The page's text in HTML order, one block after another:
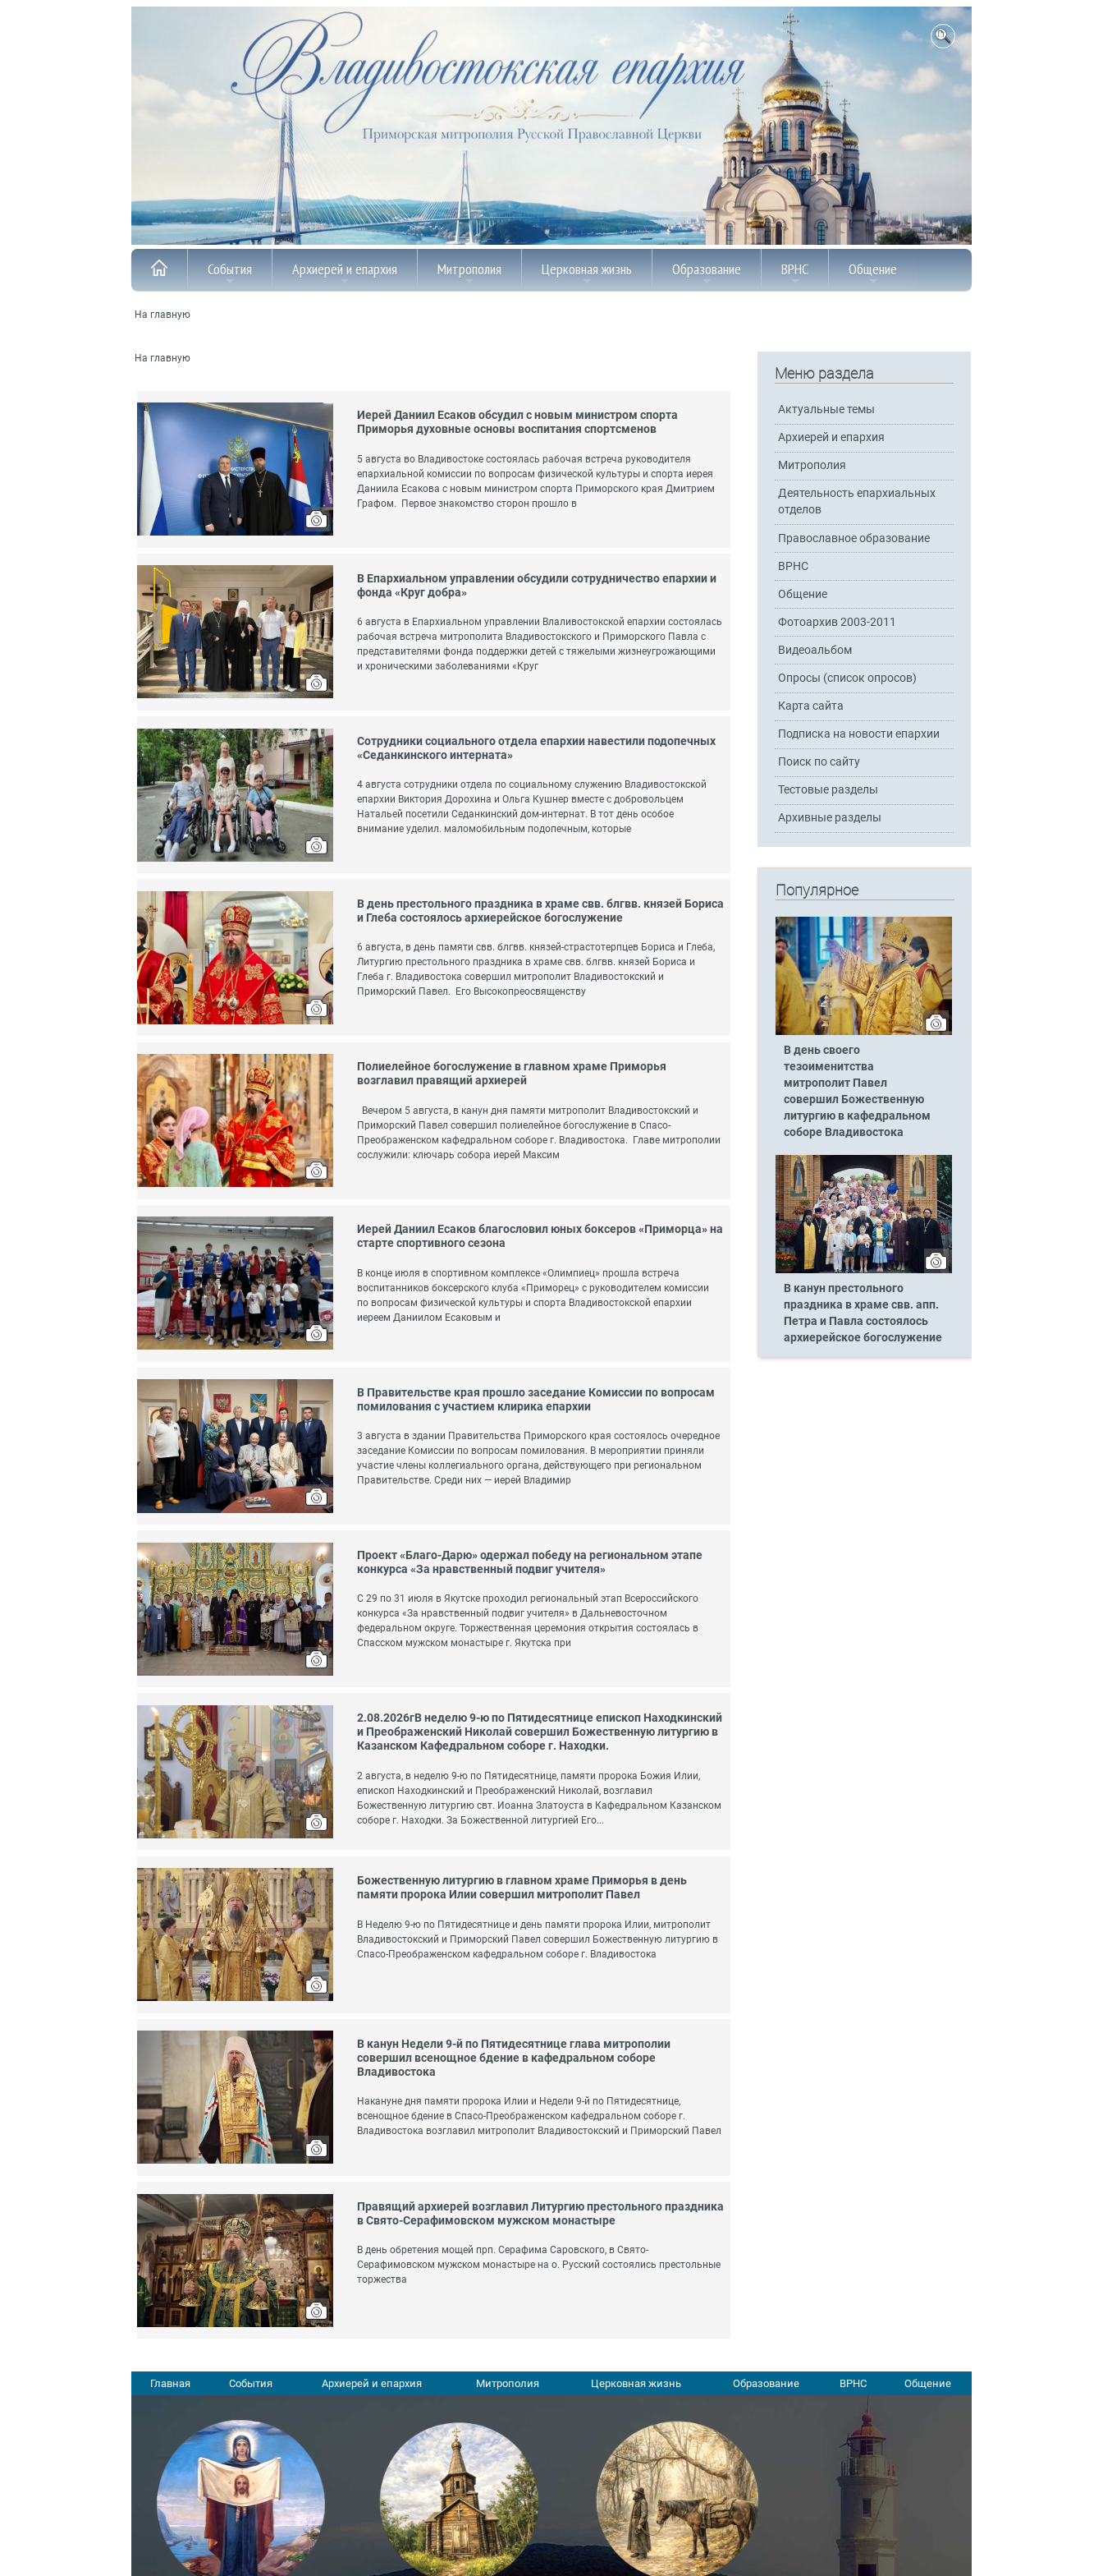
События Архиерей и епархия Митрополия Церковная жизнь Образование ВРНС Общение
На главную
На главную
Иерей Даниил Есаков обсудил с новым министром спорта
Приморья духовные основы воспитания спортсменов
5 августа во Владивостоке состоялась рабочая встреча руководителя
епархиальной комиссии по вопросам физической культуры и спорта иерея
Даниила Есакова с новым министром спорта Приморского края Дмитрием
Графом. Первое знакомство сторон прошло в
В Епархиальном управлении обсудили сотрудничество епархии и
фонда «Круг добра»
6 августа в Епархиальном управлении Влаливостокской епархии состоялась
рабочая встреча митрополита Владивостокского и Приморского Павла с
представителями фонда поддержки детей с тяжелыми жизнеугрожающими
и хроническими заболеваниями «Круг
Сотрудники социального отдела епархии навестили подопечных
«Седанкинского интерната»
4 августа сотрудники отдела по социальному служению Владивостокской
епархии Виктория Дорохина и Ольга Кушнер вместе с добровольцем
Натальей посетили Седанкинский дом-интернат. В тот день особое
внимание уделил. маломобильным подопечным, которые
В день престольного праздника в храме свв. блгвв. князей Бориса
и Глеба состоялось архиерейское богослужение
6 августа, в день памяти свв. блгвв. князей-страстотерпцев Бориса и Глеба,
Литургию престольного праздника в храме свв. блгвв. князей Бориса и
Глеба г. Владивостока совершил митрополит Владивостокский и
Приморский Павел. Его Высокопреосвященству
Полиелейное богослужение в главном храме Приморья
возглавил правящий архиерей
Вечером 5 августа, в канун дня памяти митрополит Владивостокский и
Приморский Павел совершил полиелейное богослужение в Спасо-
Преображенском кафедральном соборе г. Владивостока. Главе митрополии
сослужили: ключарь собора иерей Максим
Иерей Даниил Есаков благословил юных боксеров «Приморца» на
старте спортивного сезона
В конце июля в спортивном комплексе «Олимпиец» прошла встреча
воспитанников боксерского клуба «Приморец» с руководителем комиссии
по вопросам физической культуры и спорта Владивостокской епархии
иереем Даниилом Есаковым и
В Правительстве края прошло заседание Комиссии по вопросам
помилования с участием клирика епархии
3 августа в здании Правительства Приморского края состоялось очередное
заседание Комиссии по вопросам помилования. В мероприятии приняли
участие члены коллегиального органа, действующего при региональном
Правительстве. Среди них — иерей Владимир
Проект «Благо-Дарю» одержал победу на региональном этапе
конкурса «За нравственный подвиг учителя»
С 29 по 31 июля в Якутске проходил региональный этап Всероссийского
конкурса «За нравственный подвиг учителя» в Дальневосточном
федеральном округе. Торжественная церемония открытия состоялась в
Спасском мужском монастыре г. Якутска при
2.08.2026гВ неделю 9-ю по Пятидесятнице епископ Находкинский
и Преображенский Николай совершил Божественную литургию в
Казанском Кафедральном соборе г. Находки.
2 августа, в неделю 9-ю по Пятидесятнице, памяти пророка Божия Илии,
епископ Находкинский и Преображенский Николай, возглавил
Божественную литургию свт. Иоанна Златоуста в Кафедральном Казанском
соборе г. Находки. За Божественной литургией Его...
Божественную литургию в главном храме Приморья в день
памяти пророка Илии совершил митрополит Павел
В Неделю 9-ю по Пятидесятнице и день памяти пророка Илии, митрополит
Владивостокский и Приморский Павел совершил Божественную литургию в
Спасо-Преображенском кафедральном соборе г. Владивостока
В канун Недели 9-й по Пятидесятнице глава митрополии
совершил всенощное бдение в кафедральном соборе
Владивостока
Накануне дня памяти пророка Илии и Недели 9-й по Пятидесятнице,
всенощное бдение в Спасо-Преображенском кафедральном соборе г.
Владивостока возглавил митрополит Владивостокский и Приморский Павел
Правящий архиерей возглавил Литургию престольного праздника
в Свято-Серафимовском мужском монастыре
В день обретения мощей прп. Серафима Саровского, в Свято-
Серафимовском мужском монастыре на о. Русский состоялись престольные
торжества
Меню раздела
Актуальные темы
Архиерей и епархия
Митрополия
Деятельность епархиальных
отделов
Православное образование
ВРНС
Общение
Фотоархив 2003-2011
Видеоальбом
Опросы (список опросов)
Карта сайта
Подписка на новости епархии
Поиск по сайту
Тестовые разделы
Архивные разделы
Популярное
В день своего
тезоименитства
митрополит Павел
совершил Божественную
литургию в кафедральном
соборе Владивостока
В канун престольного
праздника в храме свв. апп.
Петра и Павла состоялось
архиерейское богослужение
Главная События Архиерей и епархия Митрополия Церковная жизнь Образование ВРНС Общение